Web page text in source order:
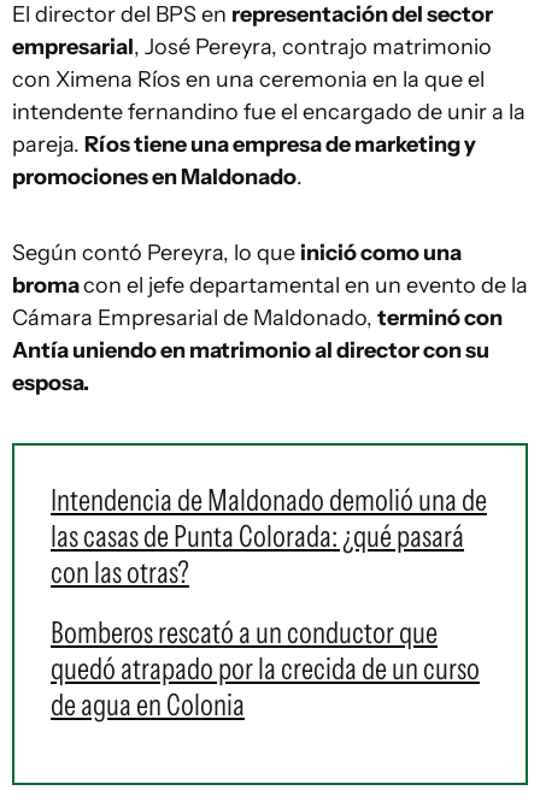
El director del BPS en representación del sector
empresarial, José Pereyra, contrajo matrimonio
con Ximena Ríos en una ceremonia en la que el
intendente fernandino fue el encargado de unir a la
pareja. Ríos tiene una empresa de marketing y
promociones en Maldonado.
Según contó Pereyra, lo que inició como una
bromacon el jefe departamental en un evento de la
Cámara Empresarial de Maldonado, terminó con
Antía uniendo en matrimonio al director con su
esposa.
Intendencia de Maldonado demolió una de
las casas de Punta Colorada: ¿qué pasará
con las otras?
Bomberos rescató a un conductor que
quedó atrapado por la crecida de un curso
de agua en Colonia